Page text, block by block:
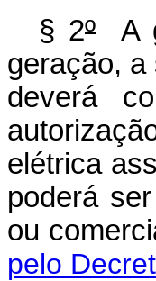
§ 2º A
geração, a
deverá
elétrica
poderá
ou
pelo